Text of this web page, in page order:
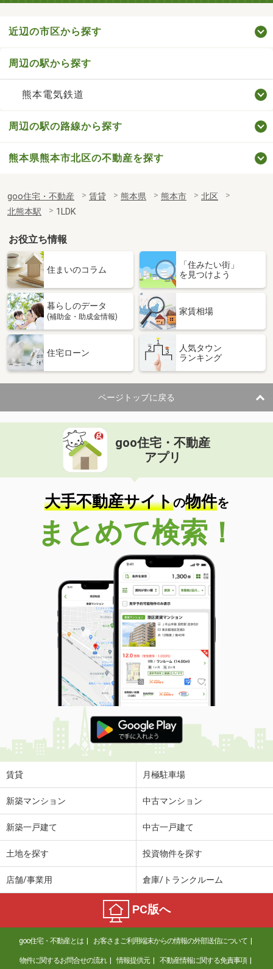
近辺の市区から探す
周辺の駅から探す
熊本電気鉄道
周辺の駅の路線から探す
熊本県熊本市北区の不動産を探す
goo住宅・不動産 賃貸 熊本県 熊本市
北区
北熊本駅
1LDK
お役立ち情報
住まいのコラム
「住みたい街」
を見つけよう
暮らしのデータ
(補助金・助成金情報)
家賃相場
住宅ローン
人気タウン
ランキング
ページトップに戻る
goo住宅・不動産
アプリ
大手不動産サイトの物件を
まとめて検索！
賃貸 月極駐車場
新築マンション 中古マンション
新築一戸建て 中古一戸建て
土地を探す 投資物件を探す
店舗/事業用 倉庫/トランクルーム
PC版へ
goo住宅・不動産とは お客さまご利用端末からの情報の外部送信について
物件に関するお問合せの流れ 情報提供元 不動産情報に関する免責事項